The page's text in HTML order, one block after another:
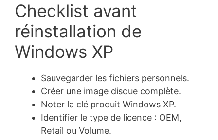
Checklist avant
réinstallation de
Windows XP
Sauvegarder les fichiers personnels.
Créer une image disque complète.
Noter la clé produit Windows XP.
Identifier le type de licence : OEM,
Retail ou Volume.